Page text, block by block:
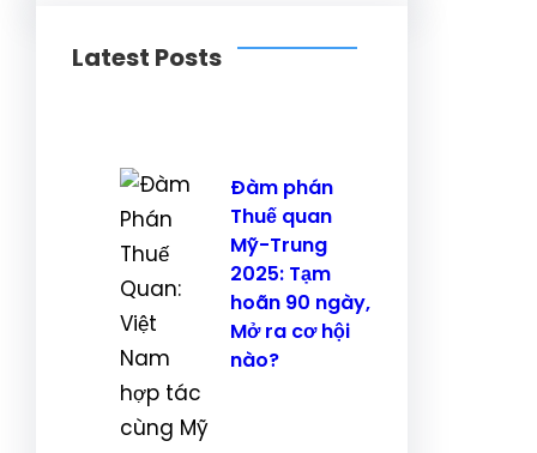
Latest Posts
Đàm phán
Thuế quan
Mỹ-Trung
2025: Tạm
hoãn 90 ngày,
Mở ra cơ hội
nào?